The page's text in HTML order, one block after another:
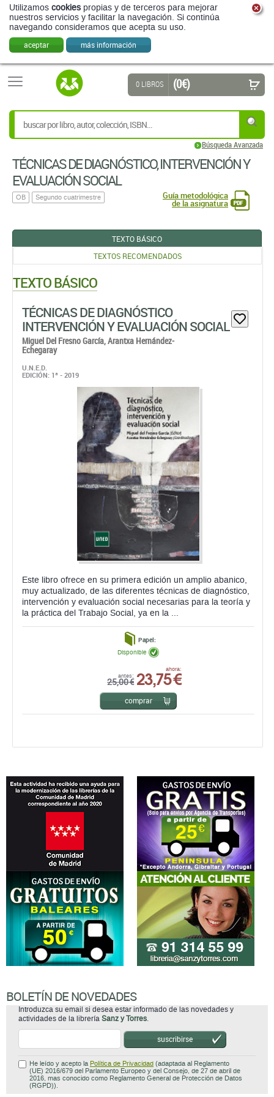
Utilizamos cookies propias y de terceros para mejorar
nuestros servicios y facilitar la navegación. Si continúa
navegando consideramos que acepta su uso.
aceptar más información
Búsqueda Avanzada
0 LIBROS (0 €)
TÉCNICAS DE DIAGNÓSTICO, INTERVENCIÓN Y
EVALUACIÓN SOCIAL
OB Segundo cuatrimestre Guía metodológica
de la asignatura
TEXTO BÁSICO
TEXTOS RECOMENDADOS
TEXTO BÁSICO
TÉCNICAS DE DIAGNÓSTICO
INTERVENCIÓN Y EVALUACIÓN SOCIAL
Miguel Del Fresno García,Arantxa Hernández-
Echegaray
U.N.E.D.
EDICIÓN: 1ª - 2019
Este libro ofrece en su primera edición un amplio abanico,
muy actualizado, de las diferentes técnicas de diagnóstico,
intervención y evaluación social necesarias para la teoría y
la práctica del Trabajo Social, ya en la ...
Papel:
antes:
25,00 €
ahora:
23,75 €
Disponible
comprar
BOLETÍN DE NOVEDADES
Introduzca su email si desea estar informado de las novedades y
actividades de la librería Sanz y Torres
suscribirse
He leído y acepto la Política de Privacidad (adaptada al Reglamento
(UE) 2016/679 del Parlamento Europeo y del Consejo, de 27 de abril de
2016, mas conocido como Reglamento General de Protección de Datos
(RGPD)).